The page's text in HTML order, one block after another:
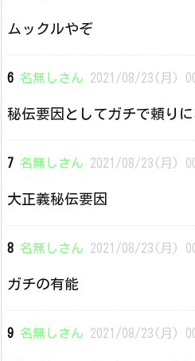
ムックルやぞ
6 名無しさん 2021/08/23(月)
秘伝要因としてガチで頼り
7 名無しさん 2021/08/23(月)
大正義秘伝要因
8 名無しさん 2021/08/23(月)
ガチの有能
9 名無しさん 2021/08/23(月)